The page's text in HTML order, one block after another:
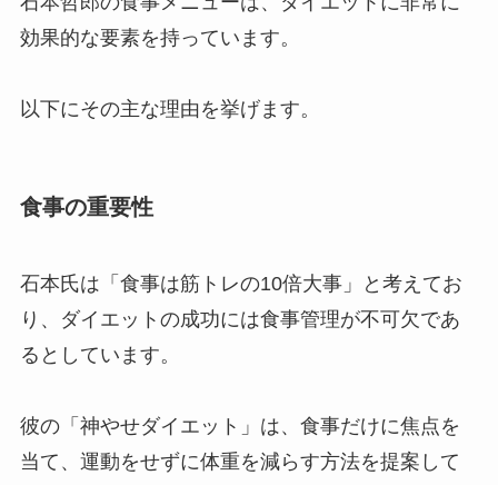
効果的な要素を持っています。
以下にその主な理由を挙げます。
食事の重要性
石本氏は「食事は筋トレの10倍大事」と考えてお
り、ダイエットの成功には食事管理が不可欠であ
るとしています。
彼の「神やせダイエット」は、食事だけに焦点を
当て、運動をせずに体重を減らす方法を提案して